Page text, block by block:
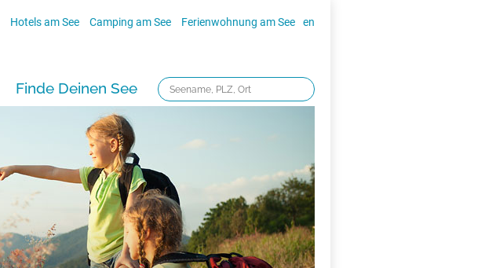
Hotels am See Camping am See Ferienwohnung am See en
Finde Deinen See